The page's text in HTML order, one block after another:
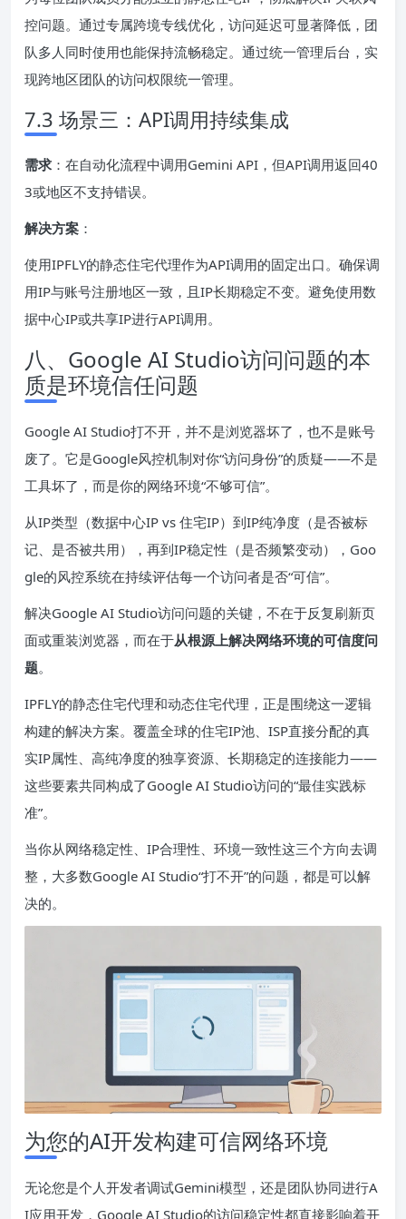
控问题。通过专属跨境专线优化，访问延迟可显著降低，团
队多人同时使用也能保持流畅稳定。通过统一管理后台，实
现跨地区团队的访问权限统一管理。
7.3 场景三：API调用持续集成
需求 ：在自动化流程中调用Gemini API，但API调用返回40
3或地区不支持错误。
解决方案 ：
使用IPFLY的静态住宅代理作为API调用的固定出口。确保调
用IP与账号注册地区一致，且IP长期稳定不变。避免使用数
据中心IP或共享IP进行API调用。
八、Google AI Studio访问问题的本
质是环境信任问题
Google AI Studio打不开，并不是浏览器坏了，也不是账号
废了。它是Google风控机制对你“访问身份”的质疑——不是
工具坏了，而是你的网络环境“不够可信”。
从IP类型（数据中心IP vs 住宅IP）到IP纯净度（是否被标
记、是否被共用），再到IP稳定性（是否频繁变动），Goo
gle的风控系统在持续评估每一个访问者是否“可信”。
解决Google AI Studio访问问题的关键，不在于反复刷新页
面或重装浏览器，而在于从根源上解决网络环境的可信度问
题。
IPFLY的静态住宅代理和动态住宅代理，正是围绕这一逻辑
构建的解决方案。覆盖全球的住宅IP池、ISP直接分配的真
实IP属性、高纯净度的独享资源、长期稳定的连接能力——
这些要素共同构成了Google AI Studio访问的“最佳实践标
准”。
当你从网络稳定性、IP合理性、环境一致性这三个方向去调
整，大多数Google AI Studio“打不开”的问题，都是可以解
决的。
为您的AI开发构建可信网络环境
无论您是个人开发者调试Gemini模型，还是团队协同进行A
I应用开发，Google AI Studio的访问稳定性都直接影响着开